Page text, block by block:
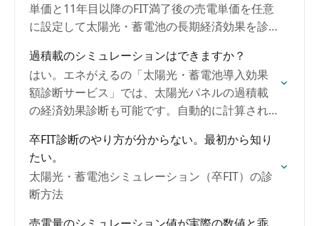
単価と11年目以降のFIT満了後の売電単価を任意
に設定して太陽光・蓄電池の⾧期経済効果を診
過積載のシミュレーションはできますか？
はい。エネがえるの「太陽光・蓄電池導入効果
額診断サービス」では、太陽光パネルの過積載
の経済効果診断も可能です。自動的に計算され
卒FIT診断のやり方が分からない。最初から知り
たい。
太陽光・蓄電池シミュレーション（卒FIT）の診
断方法